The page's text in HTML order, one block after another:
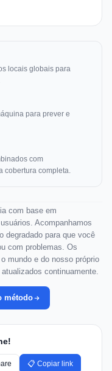
locais globais para
para prever e
com
cobertura completa.
com base em
Acompanhamos
degradado para que você
com problemas. Os
mundo e do nosso próprio
continuamente.
método
📋 Copiar link